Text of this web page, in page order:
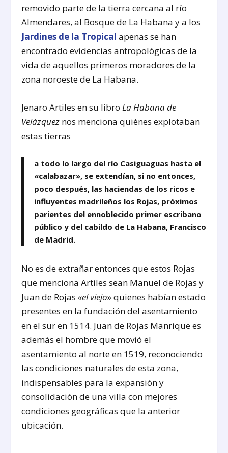
removido parte de la tierra cercana al río
Almendares, al Bosque de La Habana y a los
Jardines de la Tropical apenas se han
encontrado evidencias antropológicas de la
vida de aquellos primeros moradores de la
zona noroeste de La Habana.
Jenaro Artiles en su libroLa Habana de
Velázquez nos menciona quiénes explotaban
estas tierras
a todo lo largo del río Casiguaguas hasta el
«calabazar», se extendían, si no entonces,
poco después, las haciendas de los ricos e
influyentes madrileños los Rojas, próximos
parientes del ennoblecido primer escribano
público y del cabildo de La Habana, Francisco
de Madrid.
No es de extrañar entonces que estos Rojas
que menciona Artiles sean Manuel de Rojas y
Juan de Rojas «el viejo» quienes habían estado
presentes en la fundación del asentamiento
en el sur en 1514. Juan de Rojas Manrique es
además el hombre que movió el
asentamiento al norte en 1519, reconociendo
las condiciones naturales de esta zona,
indispensables para la expansión y
consolidación de una villa con mejores
condiciones geográficas que la anterior
ubicación.